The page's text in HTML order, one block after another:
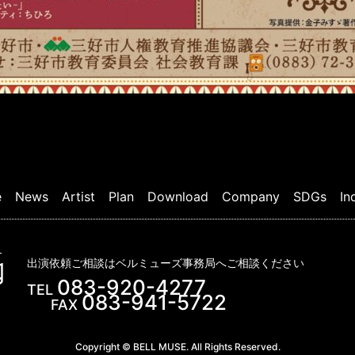
News Artist Plan Download Company SDGs
出演依頼ご相談はベルミューズ事務局へご相談ください
TEL 083-920-4277
FAX 083-941-5722
Copyright © BELL MUSE. All Rights Reserved.